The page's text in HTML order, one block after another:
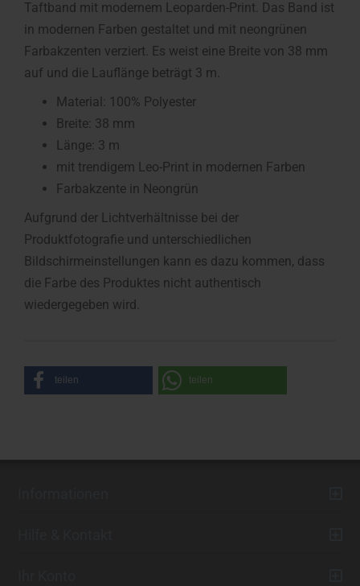
Taftband mit modernem Leoparden-Print. Das Band ist
in modernen Farben gestaltet und mit neongrünen
Farbakzenten verziert. Es weist eine Breite von 38 mm
auf und die Lauflänge beträgt 3 m.
Material: 100% Polyester
Breite: 38 mm
Länge: 3 m
mit trendigem Leo-Print in modernen Farben
Farbakzente in Neongrün
Aufgrund der Lichtverhältnisse bei der
Produktfotografie und unterschiedlichen
Bildschirmeinstellungen kann es dazu kommen, dass
die Farbe des Produktes nicht authentisch
wiedergegeben wird.
teilen teilen